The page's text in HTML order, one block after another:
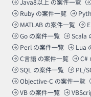
Java8以上 の案件一覧
Ruby の案件一覧
MATLAB の案件一覧
Go の案件一覧 Scala
Perl の案件一覧 Lua
C言語 の案件一覧 C#
SQL の案件一覧 PL/
Objective-C の案件一覧
VB の案件一覧